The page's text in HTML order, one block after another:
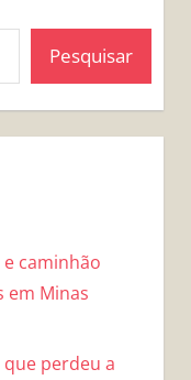
Pesquisar
caminhão
em Minas
perdeu a